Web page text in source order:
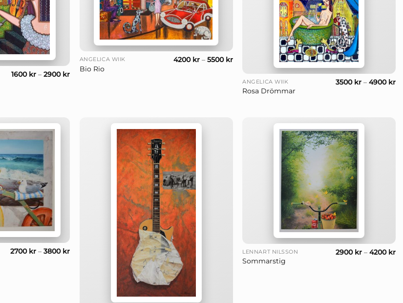
1600 kr –2900 kr
+
ANGELICA WIIK
Bio Rio
4200 kr– 5500 kr
ANGELICA WIIK
Rosa Drömmar
3500 kr –4900 kr
2700 kr –3800 kr LENNART NILSSON
Sommarstig
2900 kr –4200 kr